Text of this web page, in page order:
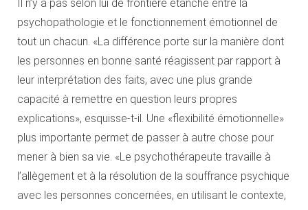
Il n’y a pas selon lui de frontière étanche entre la
psychopathologie et le fonctionnement émotionnel de
tout un chacun. «La différence porte sur la manière dont
les personnes en bonne santé réagissent par rapport à
leur interprétation des faits, avec une plus grande
capacité à remettre en question leurs propres
explications», esquisse-t-il. Une «flexibilité émotionnelle»
plus importante permet de passer à autre chose pour
mener à bien sa vie. «Le psychothérapeute travaille à
l’allègement et à la résolution de la souffrance psychique
avec les personnes concernées, en utilisant le contexte,